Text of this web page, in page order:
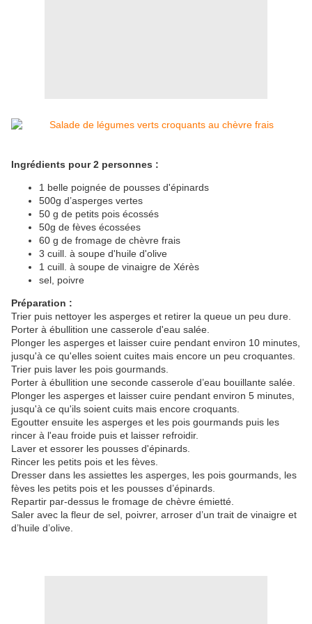
Ingrédients pour 2 personnes :
1 belle poignée de pousses d'épinards
500g d’asperges vertes
50 g de petits pois écossés
50g de fèves écossées
60 g de fromage de chèvre frais
3 cuill. à soupe d'huile d'olive
1 cuill. à soupe de vinaigre de Xérès
sel, poivre
Préparation :
Trier puis nettoyer les asperges et retirer la queue un peu dure.
Porter à ébullition une casserole d'eau salée.
Plonger les asperges et laisser cuire pendant environ 10 minutes,
jusqu'à ce qu'elles soient cuites mais encore un peu croquantes.
Trier puis laver les pois gourmands.
Porter à ébullition une seconde casserole d’eau bouillante salée.
Plonger les asperges et laisser cuire pendant environ 5 minutes,
jusqu'à ce qu'ils soient cuits mais encore croquants.
Egoutter ensuite les asperges et les pois gourmands puis les
rincer à l'eau froide puis et laisser refroidir.
Laver et essorer les pousses d'épinards.
Rincer les petits pois et les fèves.
Dresser dans les assiettes les asperges, les pois gourmands, les
fèves les petits pois et les pousses d’épinards.
Repartir par-dessus le fromage de chèvre émietté.
Saler avec la fleur de sel, poivrer, arroser d’un trait de vinaigre et
d’huile d’olive.